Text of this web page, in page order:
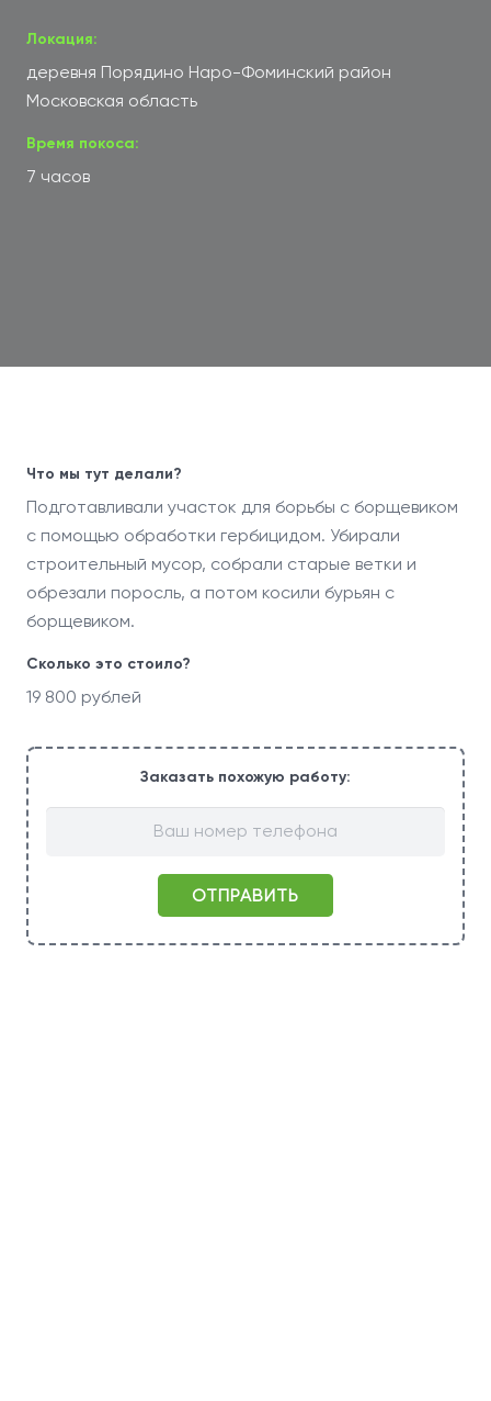
Локация:
деревня Порядино Наро-Фоминский район
Московская область
Время покоса:
7 часов
Что мы тут делали?
Подготавливали участок для борьбы с борщевиком
с помощью обработки гербицидом. Убирали
строительный мусор, собрали старые ветки и
обрезали поросль, а потом косили бурьян с
борщевиком.
Сколько это стоило?
19 800 рублей
Заказать похожую работу: